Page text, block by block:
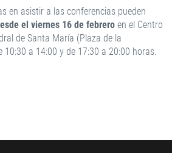
en asistir a las conferencias pueden
el viernes 16 de febrero en el Centro
de Santa María (Plaza de la
10:30 a 14:00 y de 17:30 a 20:00 horas.